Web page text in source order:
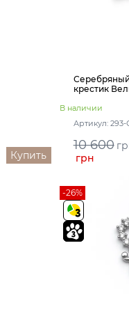
Купить
крестик
В наличии
Артикул:
10 600
грн
-26%